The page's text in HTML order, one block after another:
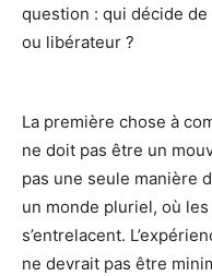
question : qui décide de
ou libérateur ?
La première chose à
ne doit pas être un
pas une seule manière
un monde pluriel, où
s’entrelacent.
ne devrait pas être